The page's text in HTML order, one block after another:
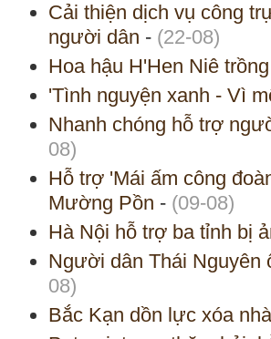
Cải thiện dịch vụ công
người dân - (22-08)
Hoa hậu H'Hen Niê
'Tình nguyện xanh - Vì
Nhanh chóng hỗ trợ
08)
Hỗ trợ 'Mái ấm công
Mường Pồn - (09-08)
Hà Nội hỗ trợ ba tỉnh bị
Người dân Thái Nguyên
08)
Bắc Kạn dồn lực xóa